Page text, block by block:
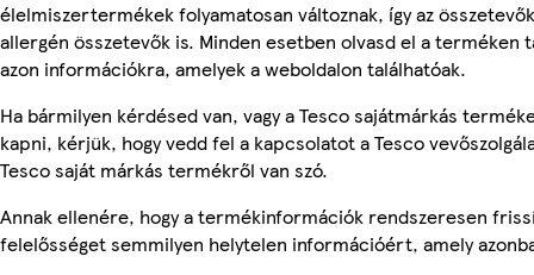
élelmiszertermékek folyamatosan változnak, így az
allergén összetevők is. Minden esetben olvasd el a terméken
azon információkra, amelyek a weboldalon találhatóak.
Ha bármilyen kérdésed van, vagy a Tesco sajátmárkás
kapni, kérjük, hogy vedd fel a kapcsolatot a Tesco
Tesco saját márkás termékről van szó.
Annak ellenére, hogy a termékinformációk rendszeresen
felelősséget semmilyen helytelen információért, amely